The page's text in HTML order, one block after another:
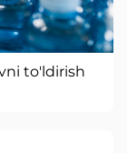
to'ldirish